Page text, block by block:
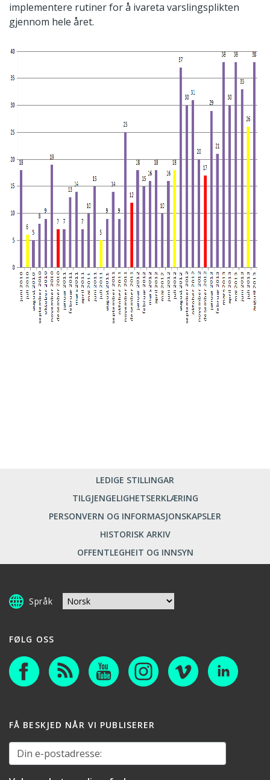
implementere rutiner for å ivareta varslingsplikten
gjennom hele året.
LEDIGE STILLINGAR
TILGJENGELIGHETSERKLÆRING
PERSONVERN OG INFORMASJONSKAPSLER
HISTORISK ARKIV
OFFENTLEGHEIT OG INNSYN
Språk
FØLG OSS
FÅ BESKJED NÅR VI PUBLISERER
Din e-postadresse: